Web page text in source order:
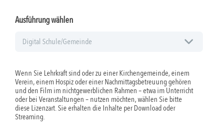
Ausführung wählen
Wenn Sie Lehrkraft sind oder zu einer Kirchengemeinde, einem
Verein, einem Hospiz oder einer Nachmittagsbetreuung gehören
und den Film im nichtgewerblichen Rahmen – etwa im Unterricht
oder bei Veranstaltungen – nutzen möchten, wählen Sie bitte
diese Lizenzart. Sie erhalten die Inhalte per Download oder
Streaming.